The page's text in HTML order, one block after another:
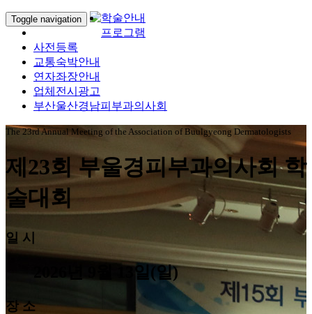
Toggle navigation
학술안내
프로그램
사전등록
교통숙박안내
연자좌장안내
업체전시광고
부산울산경남피부과의사회
The 23rd Annual Meeting of the Association of Buulgyeong Dermatologists
제23회 부울경피부과의사회 학
술대회
일 시
2026년 9월 13일(일)
장 소